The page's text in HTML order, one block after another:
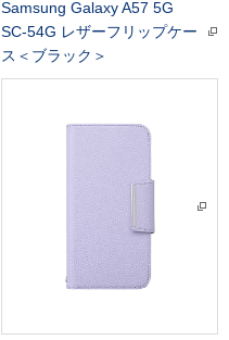
Samsung Galaxy A57 5G
SC-54G レザーフリップケー
ス＜ブラック＞